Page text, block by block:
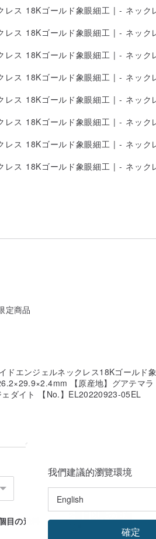
定商品
ドエンジェルネックレス18Kゴールド象
【原産地】グアテマラ
ダイト 【No.】EL20220923-05EL
目の送料
2個目以降の追加
我們建議的瀏覽環境
確定